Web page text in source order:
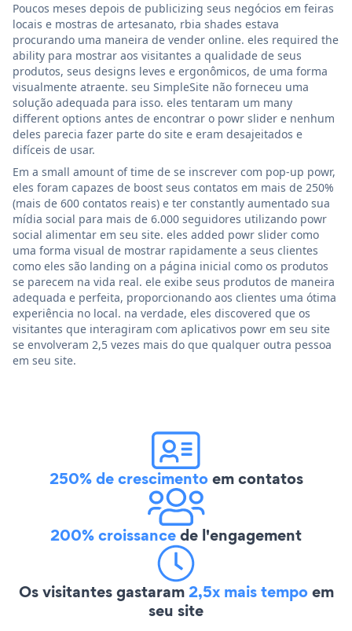
Poucos meses depois de publicizing seus negócios em feiras
locais e mostras de artesanato, rbia shades estava
procurando uma maneira de vender online. eles required the
ability para mostrar aos visitantes a qualidade de seus
produtos, seus designs leves e ergonômicos, de uma forma
visualmente atraente. seu SimpleSite não forneceu uma
solução adequada para isso. eles tentaram um many
different options antes de encontrar o powr slider e nenhum
deles parecia fazer parte do site e eram desajeitados e
difíceis de usar.
Em a small amount of time de se inscrever com pop-up powr,
eles foram capazes de boost seus contatos em mais de 250%
(mais de 600 contatos reais) e ter constantly aumentado sua
mídia social para mais de 6.000 seguidores utilizando powr
social alimentar em seu site. eles added powr slider como
uma forma visual de mostrar rapidamente a seus clientes
como eles são landing on a página inicial como os produtos
se parecem na vida real. ele exibe seus produtos de maneira
adequada e perfeita, proporcionando aos clientes uma ótima
experiência no local. na verdade, eles discovered que os
visitantes que interagiram com aplicativos powr em seu site
se envolveram 2,5 vezes mais do que qualquer outra pessoa
em seu site.
250% de crescimentoem contatos
200% croissancede l'engagement
Os visitantes gastaram2,5x mais tempoem
seu site